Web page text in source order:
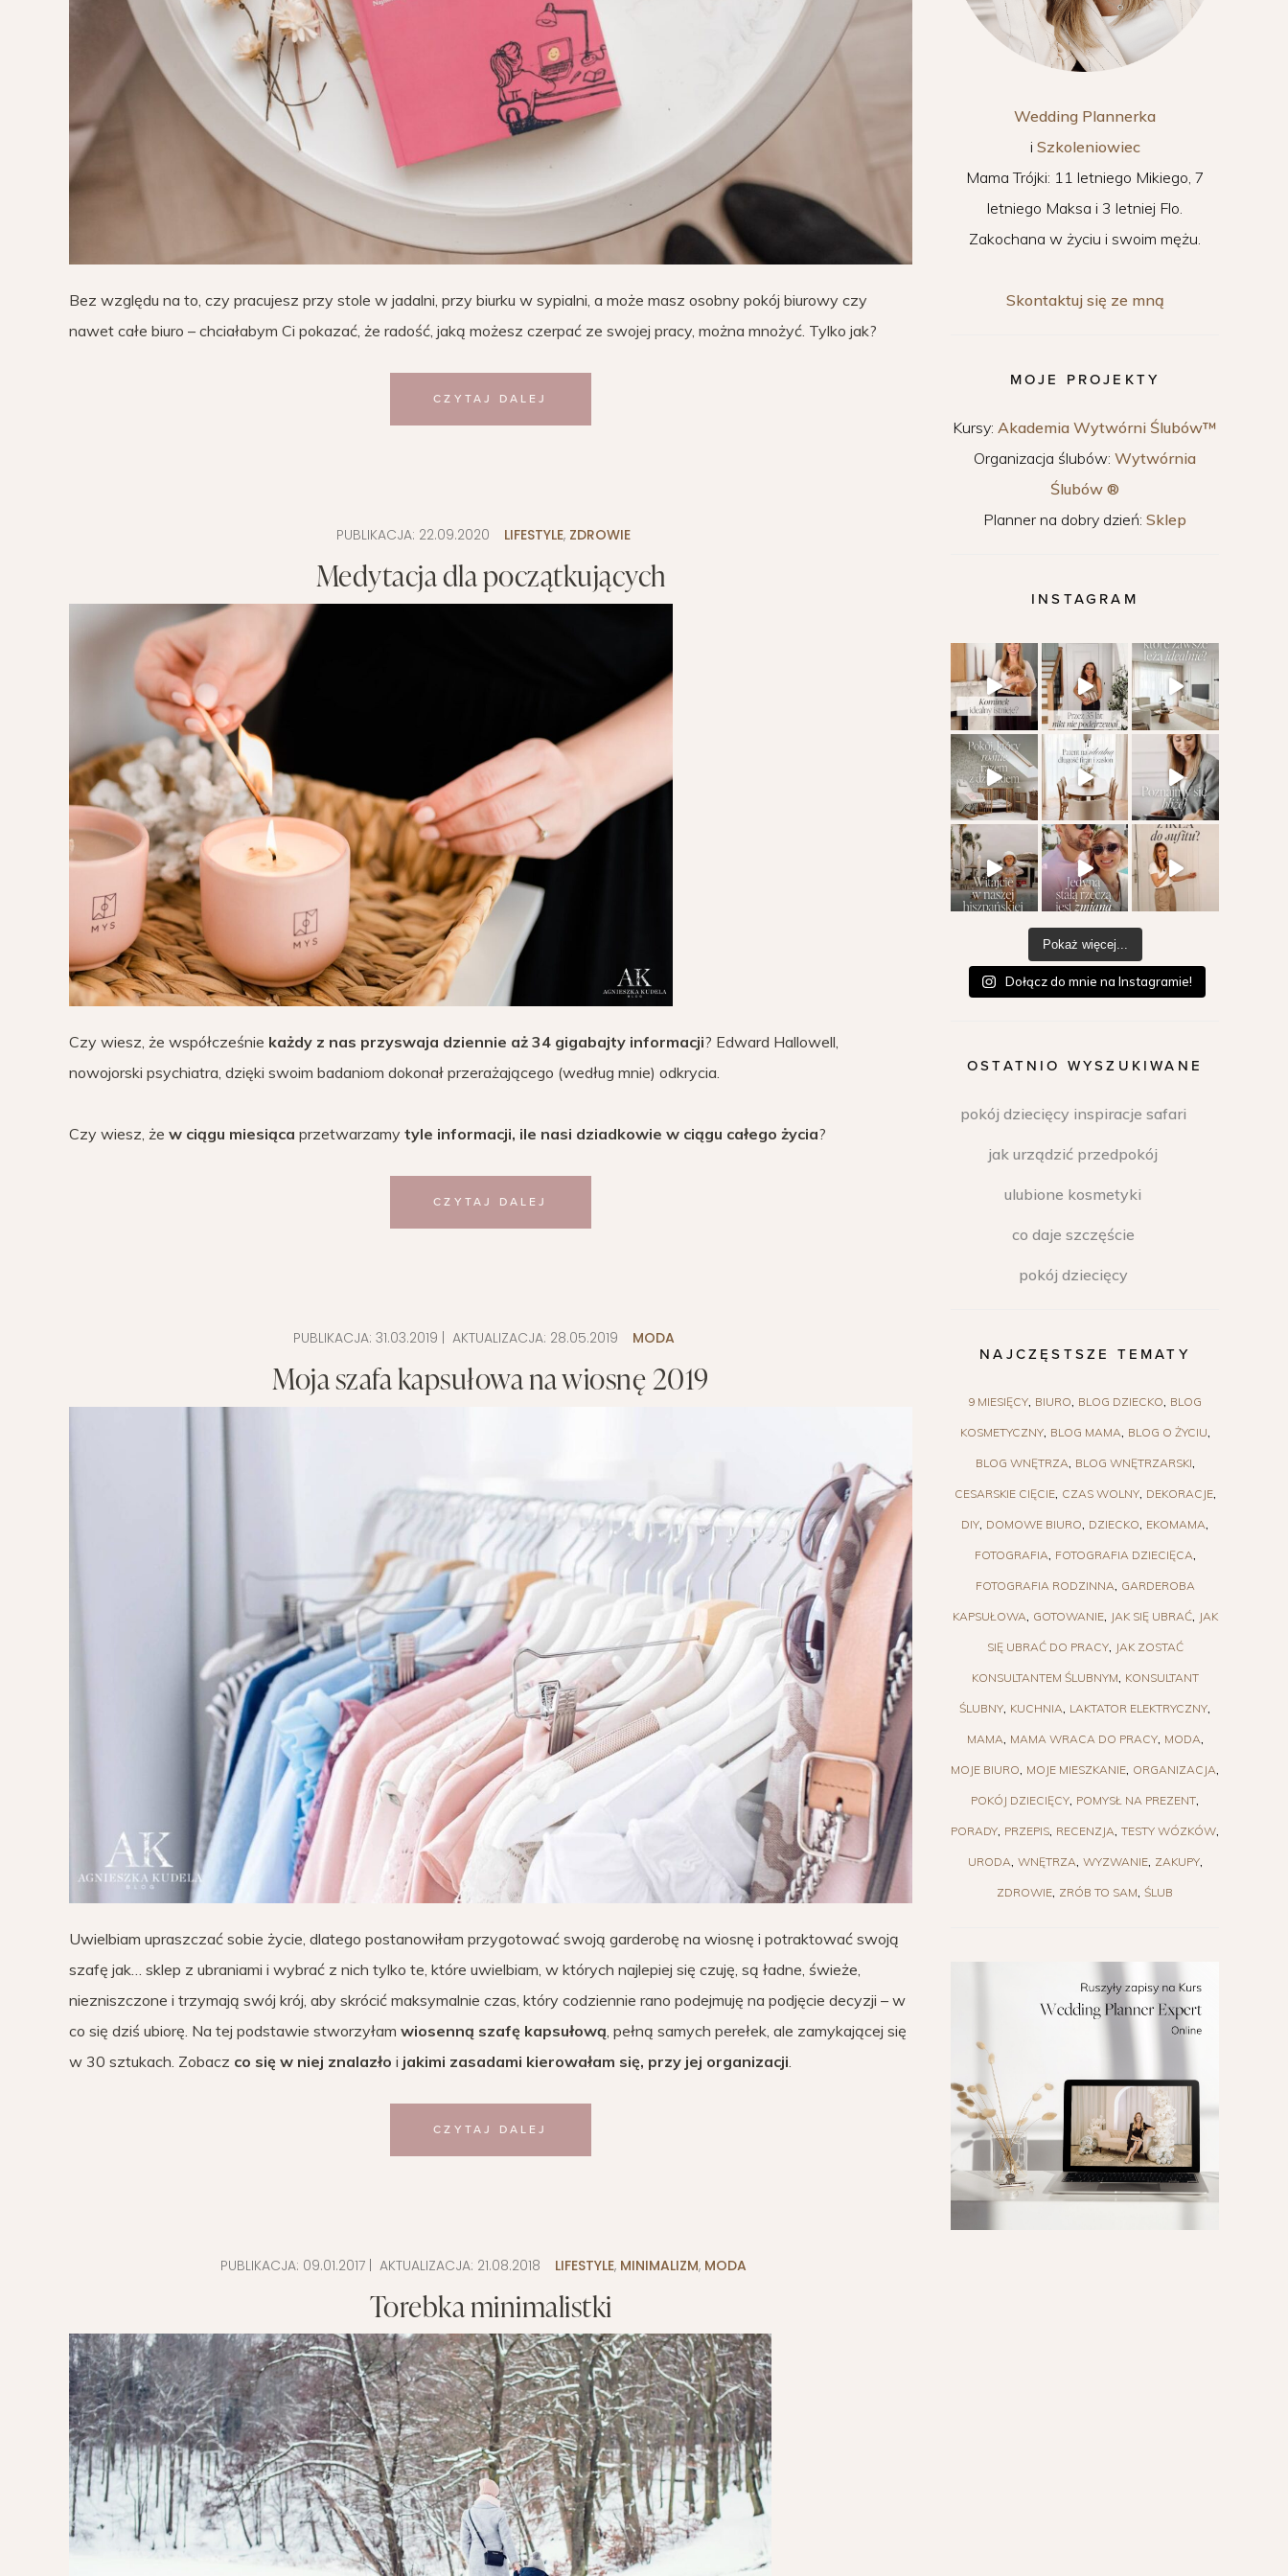
Bez względu na to, czy pracujesz przy stole w jadalni, przy biurku w sypialni, a może masz osobny pokój biurowy czy
nawet całe biuro – chciałabym Ci pokazać, że radość, jaką możesz czerpać ze swojej pracy, można mnożyć. Tylko jak?
CZYTAJ DALEJ
PUBLIKACJA: 22.09.2020 LIFESTYLE, ZDROWIE
Medytacja dla początkujących
Czy wiesz, że współcześnie każdy z nas przyswaja dziennie aż 34 gigabajty informacji? Edward Hallowell,
nowojorski psychiatra, dzięki swoim badaniom dokonał przerażającego (według mnie) odkrycia.
Czy wiesz, że w ciągu miesiąca przetwarzamy tyle informacji, ile nasi dziadkowie w ciągu całego życia?
CZYTAJ DALEJ
PUBLIKACJA: 31.03.2019 | AKTUALIZACJA: 28.05.2019 MODA
Moja szafa kapsułowa na wiosnę 2019
Uwielbiam upraszczać sobie życie, dlatego postanowiłam przygotować swoją garderobę na wiosnę i potraktować swoją
szafę jak… sklep z ubraniami i wybrać z nich tylko te, które uwielbiam, w których najlepiej się czuję, są ładne, świeże,
niezniszczone i trzymają swój krój, aby skrócić maksymalnie czas, który codziennie rano podejmuję na podjęcie decyzji – w
co się dziś ubiorę. Na tej podstawie stworzyłam wiosenną szafę kapsułową , pełną samych perełek, ale zamykającej się
w 30 sztukach. Zobacz co się w niej znalazło i jakimi zasadami kierowałam się, przy jej organizacji
CZYTAJ DALEJ
PUBLIKACJA: 09.01.2017 | AKTUALIZACJA: 21.08.2018 LIFESTYLE, MINIMALIZM, MODA
Torebka minimalistki
Wedding Plannerka
i Szkoleniowiec
Mama Trójki: 11 letniego Mikiego, 7
letniego Maksa i 3 letniej Flo.
Zakochana w życiu i swoim mężu.
Skontaktuj się ze mną
MOJE PROJEKTY
Kursy: Akademia Wytwórni Ślubów™
Organizacja ślubów: Wytwórnia
Ślubów ®
Planner na dobry dzień: Sklep
INSTAGRAM
Pokaż więcej...
Dołącz do mnie na Instagramie!
OSTATNIO WYSZUKIWANE
pokój dziecięcy inspiracje safari
jak urządzić przedpokój
ulubione kosmetyki
co daje szczęście
pokój dziecięcy
NAJCZĘSTSZE TEMATY
9 MIESIĘCY BIURO BLOG DZIECKO BLOG
KOSMETYCZNY BLOG MAMA BLOG O ŻYCIU
BLOG WNĘTRZA BLOG WNĘTRZARSKI
CESARSKIE CIĘCIE CZAS WOLNY DEKORACJE
DIY DOMOWE BIURO DZIECKO EKOMAMA
FOTOGRAFIA FOTOGRAFIA DZIECIĘCA
FOTOGRAFIA RODZINNA GARDEROBA
KAPSUŁOWA GOTOWANIE JAK SIĘ UBRAĆ JAK
SIĘ UBRAĆ DO PRACY JAK ZOSTAĆ
KONSULTANTEM ŚLUBNYM KONSULTANT
ŚLUBNY KUCHNIA LAKTATOR ELEKTRYCZNY
MAMA MAMA WRACA DO PRACY MODA
MOJE BIURO MOJE MIESZKANIE ORGANIZACJA
POKÓJ DZIECIĘCY POMYSŁ NA PREZENT
PORADY PRZEPIS RECENZJA TESTY WÓZKÓW
URODA WNĘTRZA WYZWANIE ZAKUPY
ZDROWIE ZRÓB TO SAM ŚLUB